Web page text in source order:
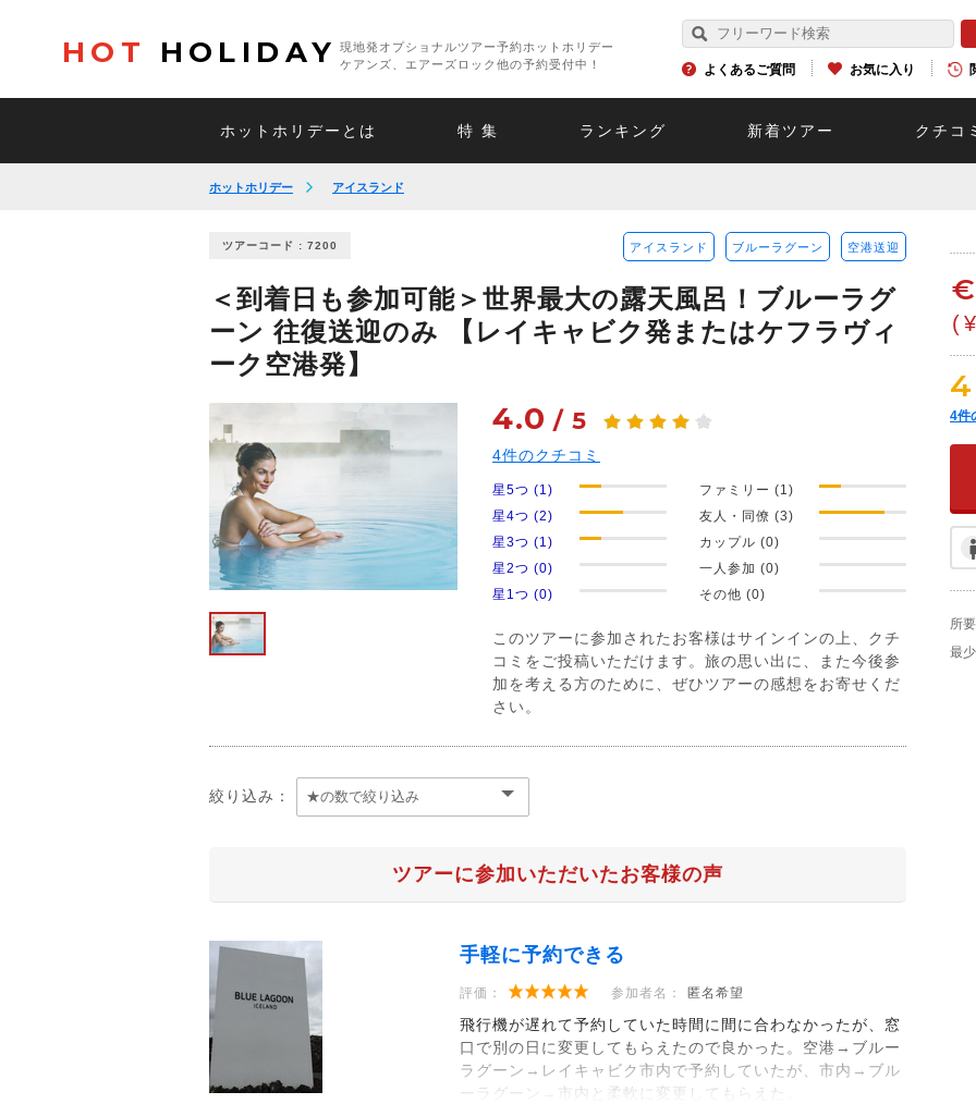
HOT HOLIDAY
現地発オプショナルツアー予約ホットホリデー
ケアンズ、エアーズロック他の予約受付中！
よくあるご質問 お気に入り
ホットホリデーとは 特 集 ランキング 新着ツアー クチコ
ホットホリデー アイスランド
ツアーコード : 7200 アイスランド ブルーラグーン 空港送迎
＜到着日も参加可能＞世界最大の露天風呂！ブルーラグ
ーン 往復送迎のみ 【レイキャビク発またはケフラヴィ
ーク空港発】
4.0 / 5
4件のクチコミ
星5つ (1)
星4つ (2)
星3つ (1)
星2つ (0)
星1つ (0)
ファミリー (1)
友人・同僚 (3)
カップル (0)
一人参加 (0)
その他 (0)
このツアーに参加されたお客様はサインインの上、クチ
コミをご投稿いただけます。旅の思い出に、また今後参
加を考える方のために、ぜひツアーの感想をお寄せくだ
さい。
絞り込み：
ツアーに参加いただいたお客様の声
手軽に予約できる
評価： 参加者名： 匿名希望
飛行機が遅れて予約していた時間に間に合わなかったが、窓
口で別の日に変更してもらえたので良かった。空港→ブルー
ラグーン→レイキャビク市内で予約していたが、市内→ブル
ーラグーン→市内と柔軟に変更してもらえた。
€
4件
所
最